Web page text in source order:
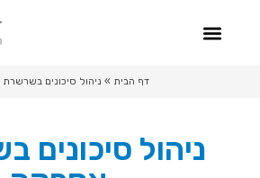
דף הבית » ניהול סיכונים
ניהול סיכונים